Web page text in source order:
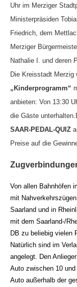
Uhr im Merziger
Ministerpräsiden
Friedrich, dem
Merziger
Nathalie I. und deren
Die Kreisstadt Merzig
„Kinderprogramm“
anbieten: Von 13:30
die Gäste
SAAR-PEDAL-QUIZ
Preise auf die
Von allen Bahnhöfen
mit
Saarland und in
mit dem Saarland-/
DB zu beliebig vielen
Natürlich sind im
angelegt. Den
Auto zwischen 10
Auto außerhalb der